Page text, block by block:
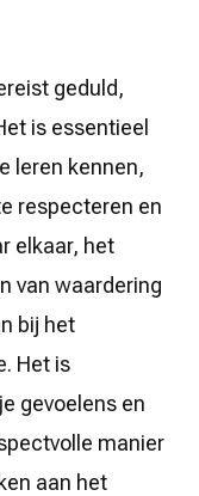
geduld,
is essentieel
leren kennen,
respecteren en
elkaar, het
van waardering
bij het
Het is
gevoelens en
manier
aan het